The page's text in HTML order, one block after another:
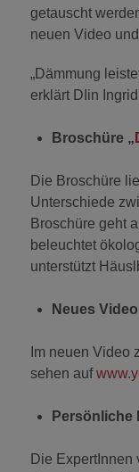
getauscht
neuen Video
„Dämmung
erklärt DIin
Broschüre „
Die Broschüre
Unterschiede
Broschüre geht
beleuchtet
unterstützt
Neues
Im neuen Video
sehen auf
Persönliche
Die ExpertInnen